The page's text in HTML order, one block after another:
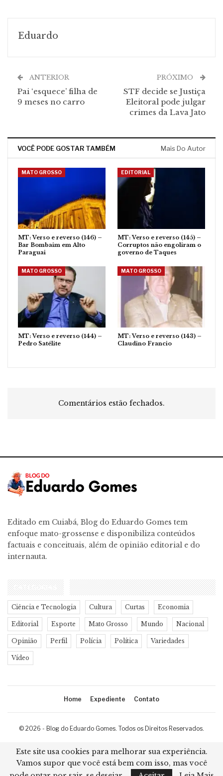
Eduardo
ANTERIOR
Pai ‘esquece’ filha de
9 meses no carro
PRÓXIMO
STF decide se Justiça
Eleitoral pode julgar
crimes da Lava Jato
VOCÊ PODE GOSTAR TAMBÉM Mais Do Autor
MATO GROSSO
MT: Verso e reverso (146) –
Bar Bombaim em Alto
Paraguai
EDITORIAL
MT: Verso e reverso (145) –
Corruptos não engoliram o
governo de Taques
MATO GROSSO
MT: Verso e reverso (144) –
Pedro Satélite
MATO GROSSO
MT: Verso e reverso (143) –
Claudino Francio
Comentários estão fechados.
Editado em Cuiabá, Blog do Eduardo Gomes tem
enfoque mato-grossense e disponibiliza conteúdos
factuais e conceituais, além de opinião editorial e do
internauta.
CATEGORIAS
Ciência e Tecnologia Cultura Curtas Economia
Editorial Esporte Mato Grosso Mundo Nacional
Opinião Perfil Polícia Política Variedades
Vídeo
Home Expediente Contato
© 2026 - Blog do Eduardo Gomes. Todos os Direitos Reservados.
Desenvolvimento:Ricard Cristian
Este site usa cookies para melhorar sua experiência.
Vamos supor que você está bem com isso, mas você